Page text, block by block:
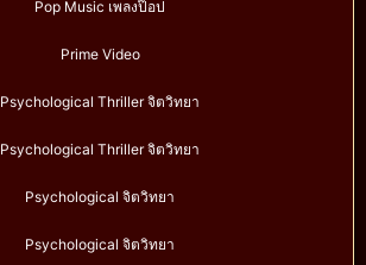
Pop Music เพลงป๊อป
Prime Video
Psychological Thriller จิตวิทยา
Psychological Thriller จิตวิทยา
Psychological จิตวิทยา
Psychological จิตวิทยา